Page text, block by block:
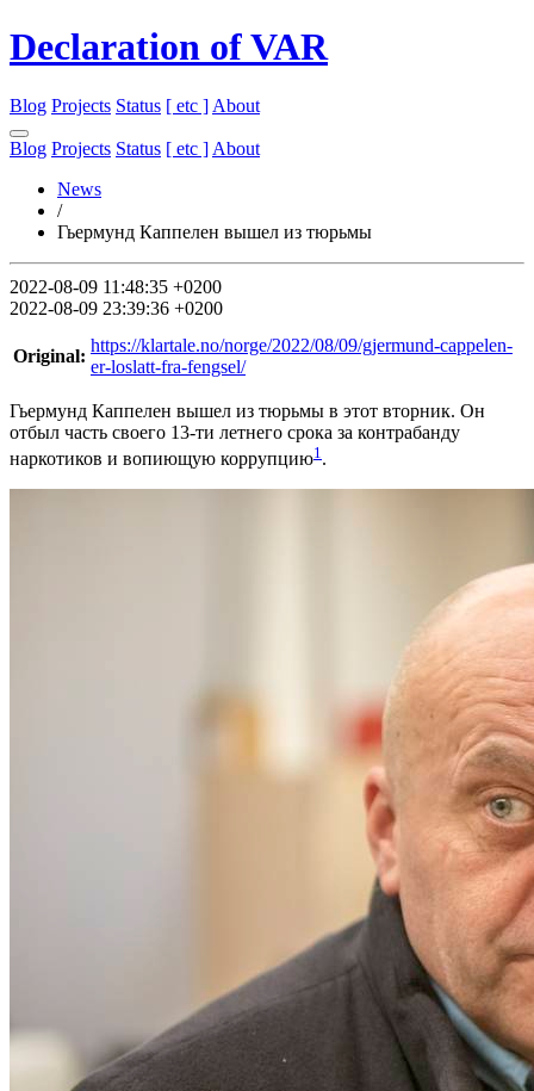
Declaration of VAR
Blog Projects Status [ etc ] About
Blog Projects Status [ etc ] About
News
/
Гьермунд Каппелен вышел из тюрьмы
2022-08-09 11:48:35 +0200
2022-08-09 23:39:36 +0200
Original:
https://klartale.no/norge/2022/08/09/gjermund-cappelen-
er-loslatt-fra-fengsel/
Гьермунд Каппелен вышел из тюрьмы в этот вторник. Он
отбыл часть своего 13-ти летнего срока за контрабанду
наркотиков и вопиющую коррупцию1 .